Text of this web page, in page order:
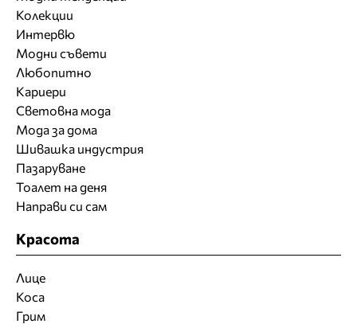
Колекции
Интервю
Модни съвети
Любопитно
Кариери
Световна мода
Мода за дома
Шивашка индустрия
Пазаруване
Тоалет на деня
Направи си сам
Красота
Лице
Коса
Грим